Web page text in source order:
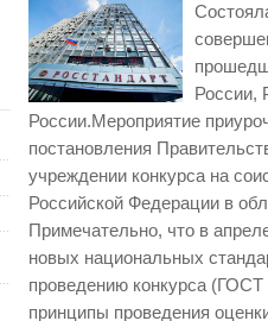
России,
России.Мероприятие
постановления
учреждении конкурса на
Российской Федерации в
Примечательно, что в
новых национальных
проведению конкурса
принципы проведения